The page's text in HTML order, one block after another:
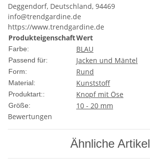
Deggendorf, Deutschland, 94469
info@trendgardine.de
https://www.trendgardine.de
ProdukteigenschaftWert
Farbe: BLAU
Passend für: Jacken und Mäntel
Form: Rund
Material: Kunststoff
Produktart:: Knopf mit Öse
Größe:
10 - 20 mm
Bewertungen
Ähnliche Artikel